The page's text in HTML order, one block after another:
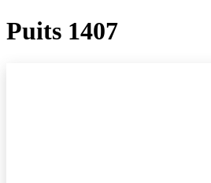
Puits 1407